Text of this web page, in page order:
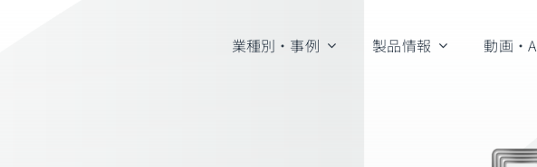
業種別・事例 製品情報 動画・